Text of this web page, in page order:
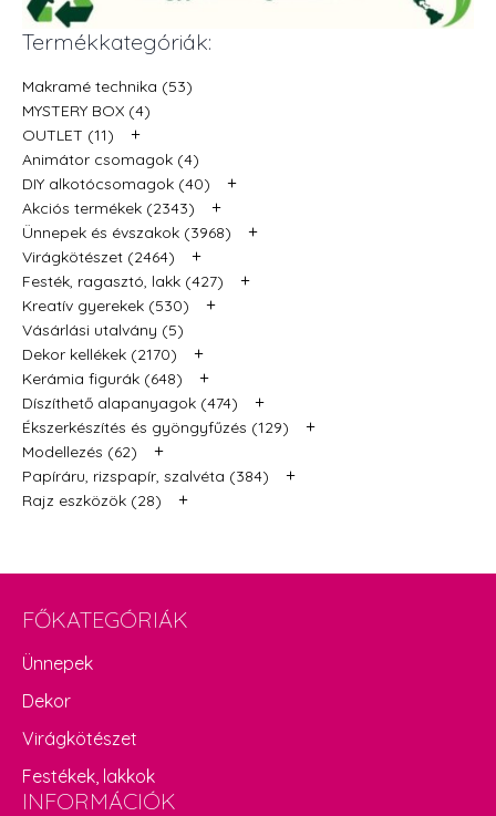
Termékkategóriák:
Makramé technika (53)
MYSTERY BOX (4)
OUTLET (11)
+
Animátor csomagok (4)
DIY alkotócsomagok (40)
+
Akciós termékek (2343) +
Ünnepek és évszakok (3968) +
Virágkötészet (2464) +
Festék, ragasztó, lakk (427) +
Kreatív gyerekek (530) +
Vásárlási utalvány (5)
Dekor kellékek (2170)
+
Kerámia figurák (648) +
Díszíthető alapanyagok (474) +
Ékszerkészítés és gyöngyfűzés (129) +
Modellezés (62) +
Papíráru, rizspapír, szalvéta (384) +
Rajz eszközök (28) +
FŐKATEGÓRIÁK
Ünnepek
Dekor
Virágkötészet
Festékek, lakkok
INFORMÁCIÓK